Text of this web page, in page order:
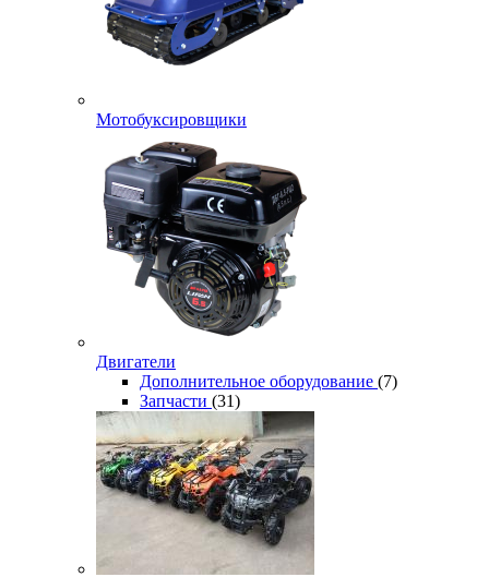
Мотобуксировщики
Двигатели
Дополнительное оборудование (7)
Запчасти (31)